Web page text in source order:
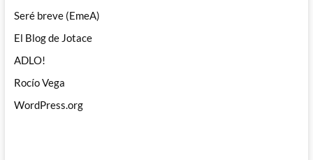
Seré breve (EmeA)
El Blog de Jotace
ADLO!
Rocío Vega
WordPress.org